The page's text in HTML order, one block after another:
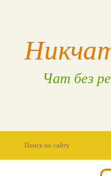
Чат без